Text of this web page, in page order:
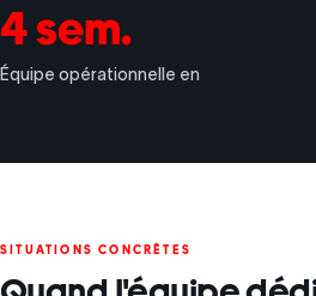
4 sem.
Équipe opérationnelle en
SITUATIONS CONCRÈTES